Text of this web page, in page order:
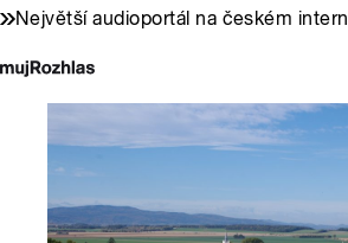
Největší audioportál na českém